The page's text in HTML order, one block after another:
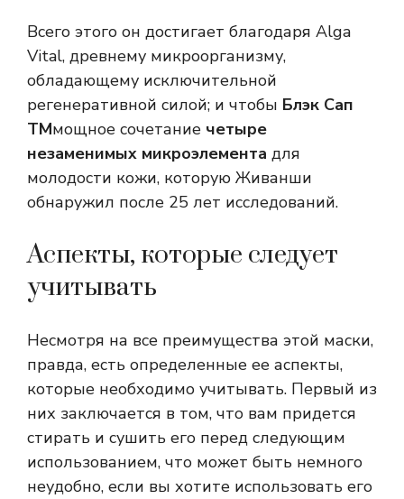
Всего этого он достигает благодаря Alga
Vital, древнему микроорганизму,
обладающему исключительной
регенеративной силой; и чтобы Блэк Сап
ТМмощное сочетание четыре
незаменимых микроэлемента для
молодости кожи, которую Живанши
обнаружил после 25 лет исследований.
Аспекты, которые следует
учитывать
Несмотря на все преимущества этой маски,
правда, есть определенные ее аспекты,
которые необходимо учитывать. Первый из
них заключается в том, что вам придется
стирать и сушить его перед следующим
использованием, что может быть немного
неудобно, если вы хотите использовать его